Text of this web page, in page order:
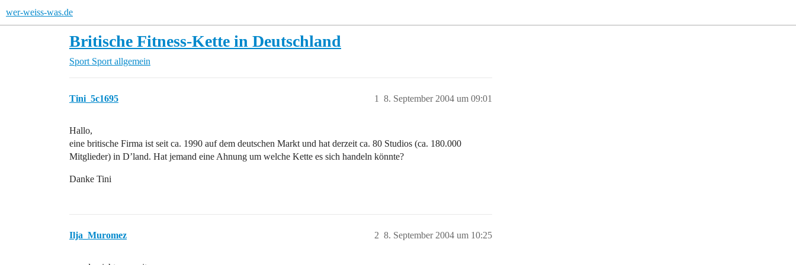
wer-weiss-was.de
Britische Fitness-Kette in Deutschland
Sport Sport allgemein
Tini_5c1695 8. September 2004 um 09:01
1
Hallo,
eine britische Firma ist seit ca. 1990 auf dem deutschen Markt und hat derzeit ca. 80 Studios (ca. 180.000
Mitglieder) in D’land. Hat jemand eine Ahnung um welche Kette es sich handeln könnte?
Danke Tini
Ilja_Muromez 8. September 2004 um 10:25
2